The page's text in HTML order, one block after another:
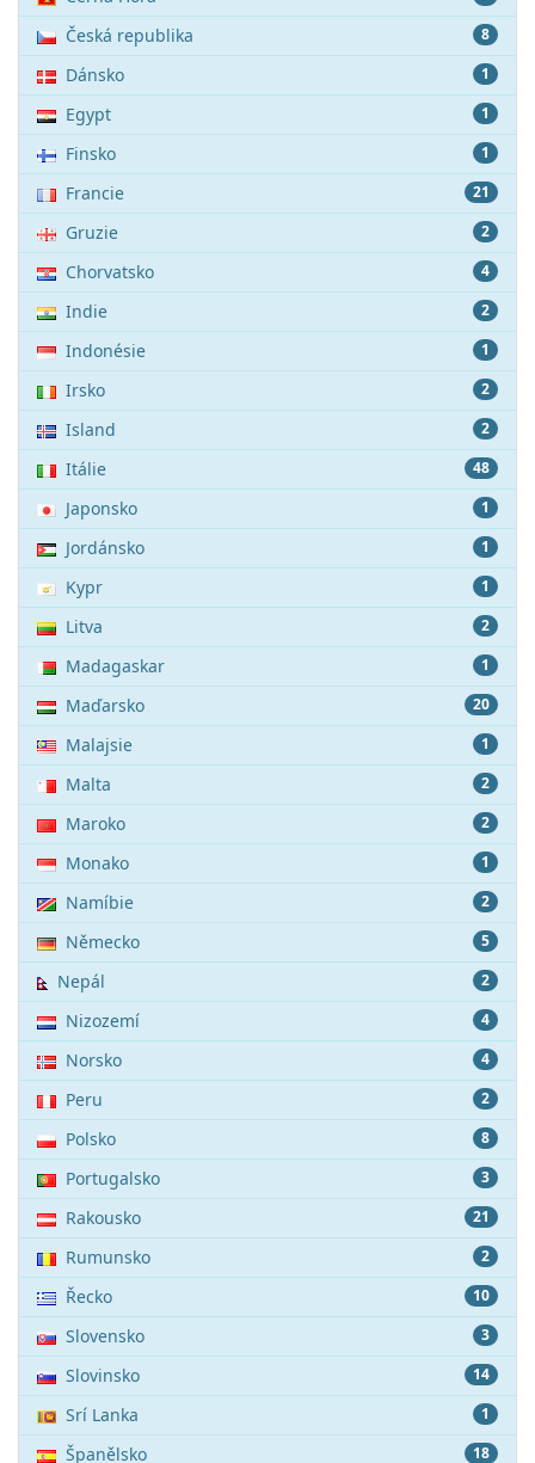
8
Česká republika
1
Dánsko
1
Egypt
1
Finsko
21
Francie
2
Gruzie
4
Chorvatsko
2
Indie
1
Indonésie
2
Irsko
2
Island
48
Itálie
1
Japonsko
1
Jordánsko
1
Kypr
2
Litva
1
Madagaskar
20
Maďarsko
1
Malajsie
2
Malta
2
Maroko
1
Monako
2
Namíbie
5
Německo
2
Nepál
4
Nizozemí
4
Norsko
2
Peru
8
Polsko
3
Portugalsko
21
Rakousko
2
Rumunsko
10
Řecko
3
Slovensko
14
Slovinsko
1
Srí Lanka
18
Španělsko